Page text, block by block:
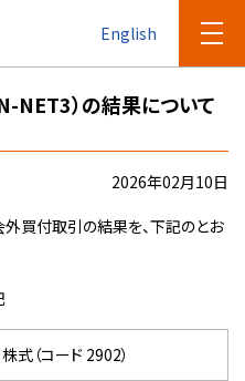
English
NET3）の結果について
2026年02月10日
買付取引の結果を、下記のとお
式（コード 2902）